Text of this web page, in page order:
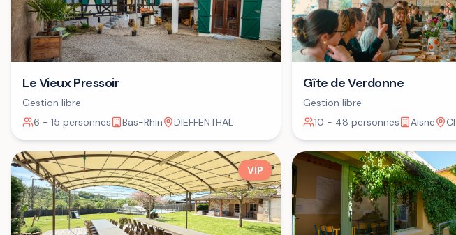
Le Vieux Pressoir
Gestion libre
6 - 15 personnes
Bas-Rhin DIEFFENTHAL
Gîte de Verdonne
Gestion libre
10 - 48 personnes
Aisne
VIP